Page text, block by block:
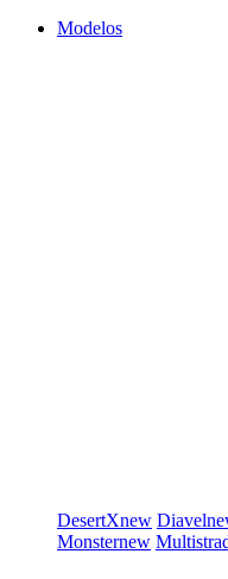
Modelos
DesertXnew Diavel
Monsternew